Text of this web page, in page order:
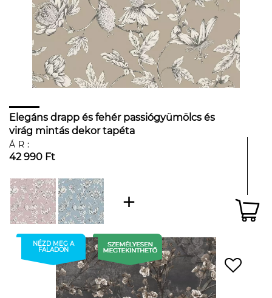
Elegáns drapp és fehér passiógyümölcs és
virág mintás dekor tapéta
ÁR:
42 990 Ft
NÉZD MEG A
FALADON